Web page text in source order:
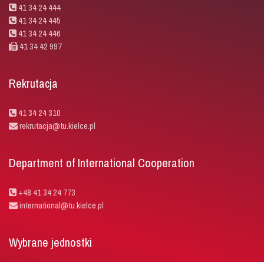
41 34 24 444
41 34 24 445
41 34 24 446
41 34 42 997
Rekrutacja
41 34 24 310
rekrutacja@tu.kielce.pl
Department of International Cooperation
+48 41 34 24 773
international@tu.kielce.pl
Wybrane jednostki